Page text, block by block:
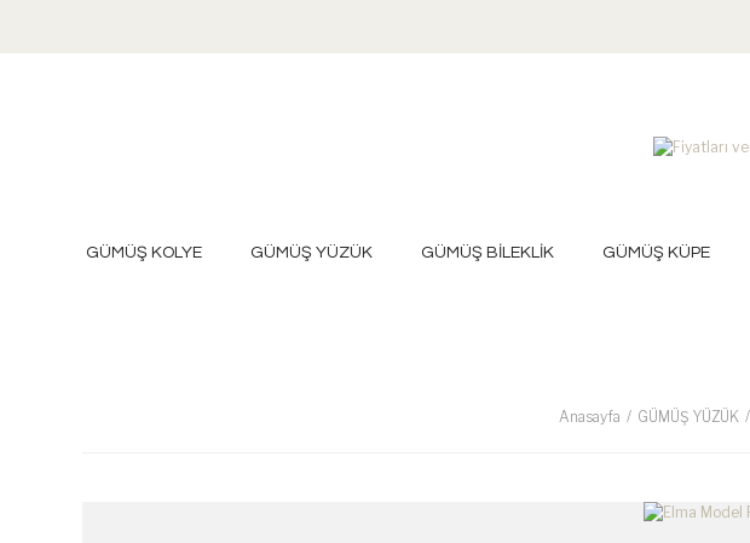
GÜMÜŞ KOLYE GÜMÜŞ YÜZÜK GÜMÜŞ BİLEKLİK GÜMÜŞ KÜPE
Anasayfa GÜMÜŞ YÜZÜK